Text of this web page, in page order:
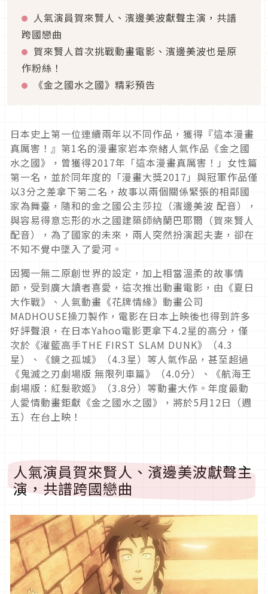
人氣演員賀來賢人、濱邊美波獻聲主演，共譜
跨國戀曲
賀來賢人首次挑戰動畫電影、濱邊美波也是原
作粉絲！
《金之國水之國》精彩預告
日本史上第一位連續兩年以不同作品，獲得『這本漫畫
真厲害！』第1名的漫畫家岩本奈緒人氣作品《金之國
水之國》，曾獲得2017年「這本漫畫真厲害！」女性篇
第一名，並於同年度的「漫畫大獎2017 」與冠軍作品僅
以3分之差拿下第二名，故事以兩個關係緊張的相鄰國
家為舞臺，隨和的金之國公主莎拉（濱邊美波 配音），
與容易得意忘形的水之國建築師納蘭巴耶爾（賀來賢人
配音），為了國家的未來，兩人突然扮演起夫妻，卻在
不知不覺中墜入了愛河。
因獨一無二原創世界的設定，加上相當溫柔的故事情
節，受到廣大讀者喜愛，這次推出動畫電影，由《夏日
大作戰》、人氣動畫《花牌情緣》動畫公司
MADHOUSE操刀製作，電影在日本上映後也得到許多
好評聲浪，在日本Yahoo電影更拿下4.2星的高分，僅
次於《灌籃高手THE FIRST SLAM DUNK》（4.3
星）、《鏡之孤城》（4.3星）等人氣作品，甚至超過
《鬼滅之刃劇場版 無限列車篇》（4.0分）、《航海王
劇場版：紅髮歌姬》（3.8分）等動畫大作。年度最動
人愛情動畫鉅獻《金之國水之國》，將於5月12日（週
五）在台上映！
人氣演員賀來賢人、濱邊美波獻聲主
演，共譜跨國戀曲